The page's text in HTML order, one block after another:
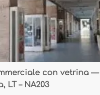
con vetrina —
LT – NA203